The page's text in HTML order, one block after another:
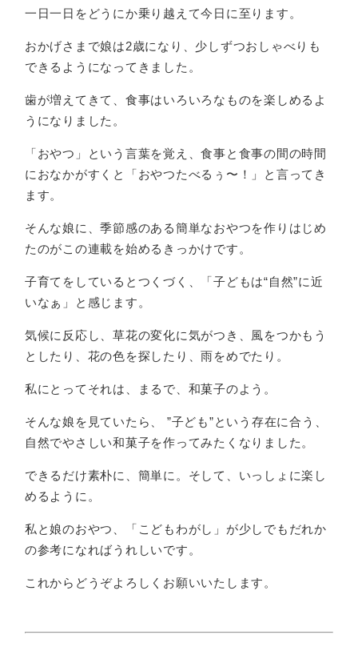
一日一日をどうにか乗り越えて今日に至ります。
おかげさまで娘は2歳になり、少しずつおしゃべりも
できるようになってきました。
歯が増えてきて、食事はいろいろなものを楽しめるよ
うになりました。
「おやつ」という言葉を覚え、食事と食事の間の時間
におなかがすくと「おやつたべるぅ〜！」と言ってき
ます。
そんな娘に、季節感のある簡単なおやつを作りはじめ
たのがこの連載を始めるきっかけです。
子育てをしているとつくづく、「子どもは“自然”に近
いなぁ」と感じます。
気候に反応し、草花の変化に気がつき、風をつかもう
としたり、花の色を探したり、雨をめでたり。
私にとってそれは、まるで、和菓子のよう。
そんな娘を見ていたら、 ”子ども”という存在に合う、
自然でやさしい和菓子を作ってみたくなりました。
できるだけ素朴に、簡単に。そして、いっしょに楽し
めるように。
私と娘のおやつ、「こどもわがし」が少しでもだれか
の参考になればうれしいです。
これからどうぞよろしくお願いいたします。